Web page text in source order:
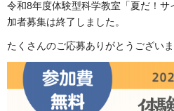
令和8年度体験型科学教室「夏だ！サ
加者募集は終了しました。
たくさんのご応募ありがとうございま